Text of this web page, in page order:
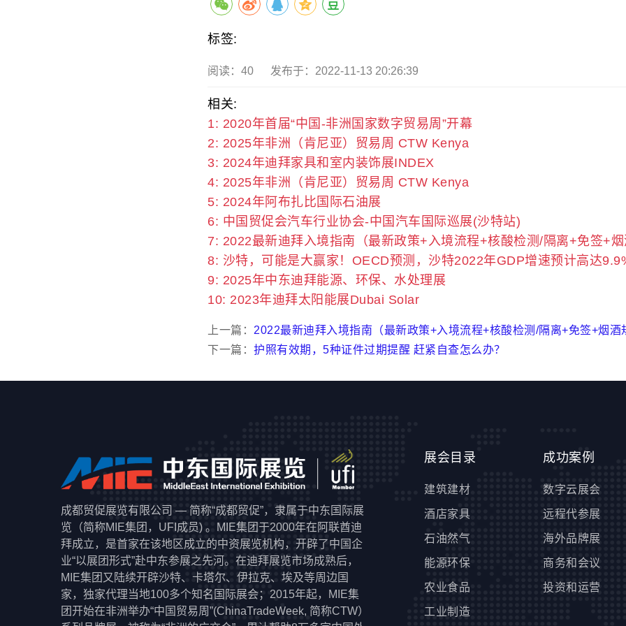
标签:
阅读： 40 发布于：2022-11-13 20:26:39
相关:
1: 2020年首届“中国-非洲国家数字贸易周”开幕
2: 2025年非洲（肯尼亚）贸易周 CTW Kenya
3: 2024年迪拜家具和室内装饰展INDEX
4: 2025年非洲（肯尼亚）贸易周 CTW Kenya
5: 2024年阿布扎比国际石油展
6: 中国贸促会汽车行业协会-中国汽车国际巡展(沙特站)
7: 2022最新迪拜入境指南（最新政策+入境流程+核酸检测/隔离+免签+烟
8: 沙特，可能是大赢家！OECD预测，沙特2022年GDP增速预计高达
9: 2025年中东迪拜能源、环保、水处理展
10: 2023年迪拜太阳能展Dubai Solar
上一篇： 2022最新迪拜入境指南（最新政策+入境流程+核酸检测/隔离+免签+烟酒
下一篇： 护照有效期，5种证件过期提醒 赶紧自查怎么办？
成都贸促展览有限公司 — 简称“成都贸促”，隶属于中东国际展
览（简称MIE集团，UFI成员) 。MIE集团于2000年在阿联酋迪
拜成立，是首家在该地区成立的中资展览机构，开辟了中国企
业“以展团形式”赴中东参展之先河。在迪拜展览市场成熟后，
MIE集团又陆续开辟沙特、卡塔尔、伊拉克、埃及等周边国
家，独家代理当地100多个知名国际展会；2015年起，MIE集
团开始在非洲举办“中国贸易周”(ChinaTradeWeek, 简称CTW）
展会目录
建筑建材
酒店家具
石油然气
能源环保
农业食品
工业制造
成功案例
数字云展会
远程代参展
海外品牌展
商务和会议
投资和运营